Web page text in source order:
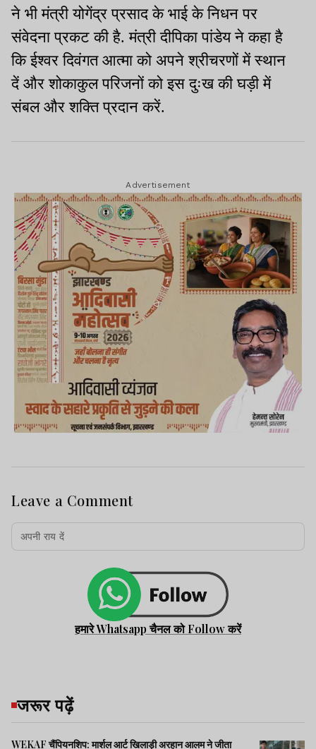
ने भी मंत्री योगेंद्र प्रसाद के भाई के निधन पर
संवेदना प्रकट की है. मंत्री दीपिका पांडेय ने कहा है
कि ईश्वर दिवंगत आत्मा को अपने श्रीचरणों में स्थान
दें और शोकाकुल परिजनों को इस दुःख की घड़ी में
संबल और शक्ति प्रदान करें.
Advertisement
Leave a Comment
हमारे Whatsapp चैनल को Follow करें
जरूर पढ़ें
WEKAF चैंपियनशिप: मार्शल आर्ट खिलाड़ी अरहान आलम ने जीता